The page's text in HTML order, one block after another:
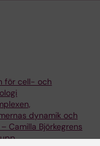
för cell- och
dynamik och
Camilla Björkegrens